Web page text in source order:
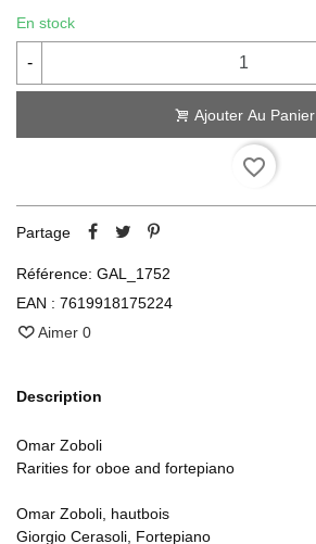
En stock
-
Ajouter Au Panier
favorite_border
Partage
Référence: GAL_1752
EAN : 7619918175224
Aimer 0
Description
Omar Zoboli
Rarities for oboe and fortepiano
Omar Zoboli, hautbois
Giorgio Cerasoli, Fortepiano